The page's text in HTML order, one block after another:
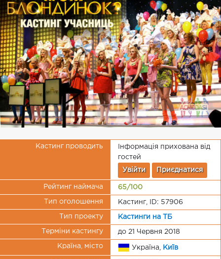
Кастинг проводить
Інформація прихована від
гостей
Увійти Приєднатися
Рейтинг наймача 65/100
Тип оголошення Кастинг, ID: 57906
Тип проекту Кастинги на ТБ
Терміни кастингу до 21 Червня 2018
Країна, місто Україна, Київ